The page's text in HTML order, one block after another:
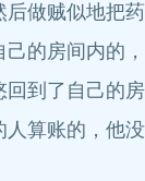
做贼似地把
房间内的，
了自己的房
账的，他没